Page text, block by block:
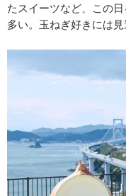
たスイーツなど、この
多い。玉ねぎ好きには